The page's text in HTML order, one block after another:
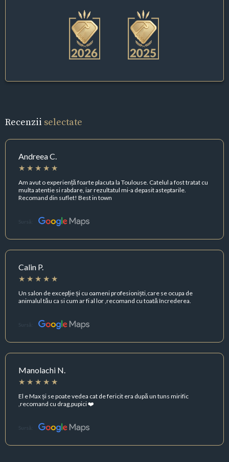
Recenzii selectate
Andreea C.
Am avut o experiență foarte placuta la Toulouse. Catelul a fost tratat cu
multa atentie si rabdare, iar rezultatul mi-a depasit asteptarile.
Recomand din suflet! Best in town
Sursă:
Calin P.
Un salon de excepție și cu oameni profesioniști,care se ocupa de
animalul tău ca si cum ar fi al lor ,recomand cu toată încrederea.
Sursă:
Manolachi N.
El e Max și se poate vedea cat de fericit era după un tuns mirific
,recomand cu drag,pupici ❤️
Sursă: